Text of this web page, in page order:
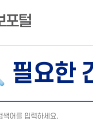
필요한